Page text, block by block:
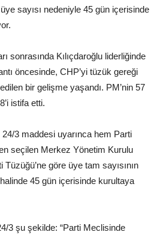
sayısı nedeniyle 45 gün içerisinde
sonrasında Kılıçdaroğlu liderliğinde
öncesinde, CHP’yi tüzük gereği
bir gelişme yaşandı. PM’nin 57
istifa etti.
3 maddesi uyarınca hem Parti
seçilen Merkez Yönetim Kurulu
göre üye tam sayısının
halinde 45 gün içerisinde kurultaya
3 şu şekilde: “Parti Meclisinde